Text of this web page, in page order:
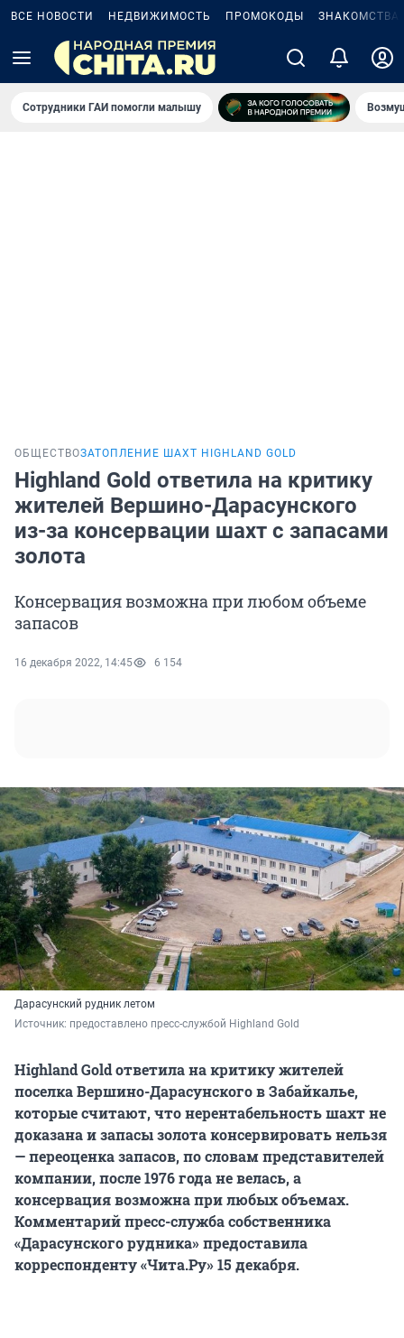
ВСЕ НОВОСТИ НЕДВИЖИМОСТЬ ПРОМОКОДЫ ЗНАКОМСТВА
Сотрудники ГАИ помогли малышу
ОБЩЕСТВОЗАТОПЛЕНИЕ ШАХТ HIGHLAND GOLD
Highland Gold ответила на критику
жителей Вершино-Дарасунского
из-за консервации шахт с запасами
золота
Консервация возможна при любом объеме
запасов
16 декабря 2022, 14:45 6 154
Дарасунский рудник летом
Источник: предоставлено пресс-службой Highland Gold
Highland Gold ответила на критику жителей
поселка Вершино-Дарасунского в Забайкалье,
которые считают, что нерентабельность шахт не
доказана и запасы золота консервировать нельзя
— переоценка запасов, по словам представителей
компании, после 1976 года не велась, а
консервация возможна при любых объемах.
Комментарий пресс-служба собственника
«Дарасунского рудника» предоставила
корреспонденту «Чита.Ру» 15 декабря.